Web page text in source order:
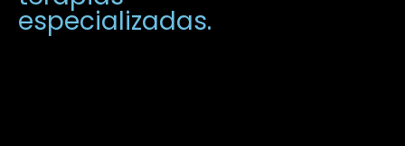
especializadas.